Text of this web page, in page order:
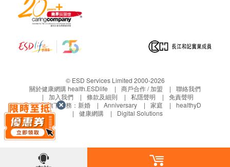
保養:
水機提供 1 年保養
Touch提供12個月免費維修服務。
修服務。
保養期由收貨日期起計12個月內有效；保養期過後
更換零件需另外收費，建議保留購買單據證明。
如需維修服務，客戶請致電客戶服務熱線2660
6688 預約時間。有關客戶服務部熱線辦公時間，
請參閱
http://www.watsons-
© ESD Services Limited 2000-2026
關於健康網購 health.ESDlife
商戶合作 / 加盟
聯絡我們
加入我們
條款及細則 私隱聲明
免責聲明
生活易旗下業務： 新婚 Anniversary 家庭
healthyD
健康網購
Digital Solutions